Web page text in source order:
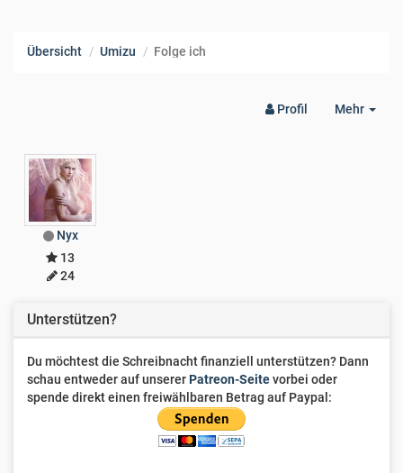
Übersicht Umizu Folge ich
Mehr
Profil
Nyx
13
24
Unterstützen?
Du möchtest die Schreibnacht finanziell unterstützen? Dann
schau entweder auf unsererPatreon-Seitevorbei oder
spende direkt einen freiwählbaren Betrag auf Paypal: